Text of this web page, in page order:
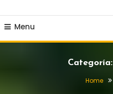
Menu
Categoría:
Home